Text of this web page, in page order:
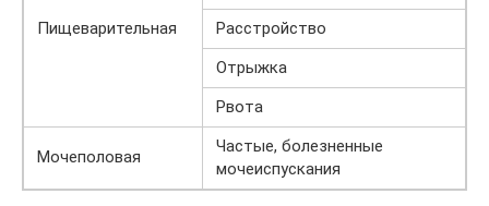
Пищеварительная
Расстройство
Отрыжка
Рвота
Мочеполовая
Частые, болезненные
мочеиспускания